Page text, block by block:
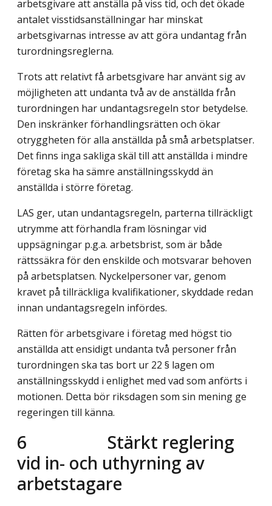
arbetsgivare att anställa på viss tid, och det ökade
antalet visstidsanställningar har minskat
arbetsgivarnas intresse av att göra undantag från
turordningsreglerna.
Trots att relativt få arbetsgivare har använt sig av
möjligheten att undanta två av de anställda från
turordningen har undantagsregeln stor betydelse.
Den inskränker förhandlingsrätten och ökar
otryggheten för alla anställda på små arbetsplatser.
Det finns inga sakliga skäl till att anställda i mindre
företag ska ha sämre anställningsskydd än
anställda i större företag.
LAS ger, utan undantagsregeln, parterna tillräckligt
utrymme att förhandla fram lösningar vid
uppsägningar p.g.a. arbetsbrist, som är både
rättssäkra för den enskilde och motsvarar behoven
på arbetsplatsen. Nyckelpersoner var, genom
kravet på tillräckliga kvalifikationer, skyddade redan
innan undantagsregeln infördes.
Rätten för arbetsgivare i företag med högst tio
anställda att ensidigt undanta två personer från
turordningen ska tas bort ur 22 § lagen om
anställningsskydd i enlighet med vad som anförts i
motionen. Detta bör riksdagen som sin mening ge
regeringen till känna.
6 Stärkt reglering
vid in- och uthyrning av
arbetstagare